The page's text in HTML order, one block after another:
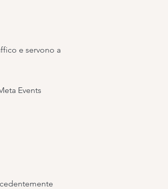
e servono a
Events